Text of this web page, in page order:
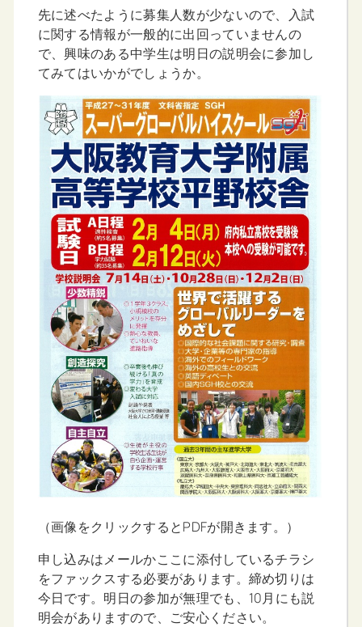
先に述べたように募集人数が少ないので、入試
に関する情報が一般的に出回っていませんの
で、興味のある中学生は明日の説明会に参加し
てみてはいかがでしょうか。
（画像をクリックするとPDFが開きます。）
申し込みはメールかここに添付しているチラシ
をファックスする必要があります。締め切りは
今日です。明日の参加が無理でも、10月にも説
明会がありますので、ご安心ください。